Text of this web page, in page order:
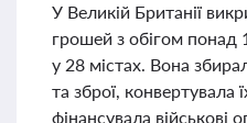
У Великій Британії
грошей з обігом понад
у 28 містах. Вона
та зброї, конвертувала
фінансувала військові